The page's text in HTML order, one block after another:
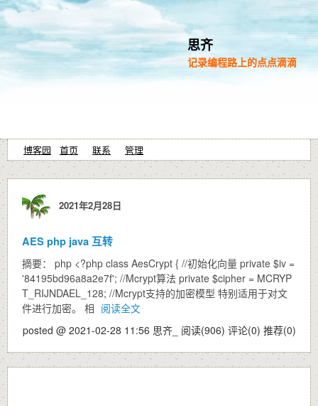
思齐
记录编程路上的点点滴滴
博客园 首页 联系 管理
2021年2月28日
AES php java 互转
摘要： php <?php class AesCrypt { //初始化向量 private $iv =
'84195bd96a8a2e7f'; //Mcrypt算法 private $cipher = MCRYP
T_RIJNDAEL_128; //Mcrypt支持的加密模型 特别适用于对文
件进行加密。 相 阅读全文
posted @ 2021-02-28 11:56 思齐_ 阅读(906) 评论(0) 推荐(0)